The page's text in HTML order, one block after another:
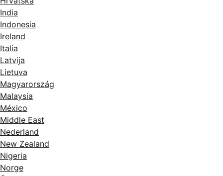
India
Indonesia
Ireland
Italia
Latvija
Lietuva
Magyarország
Malaysia
México
Middle East
Nederland
New Zealand
Nigeria
Norge